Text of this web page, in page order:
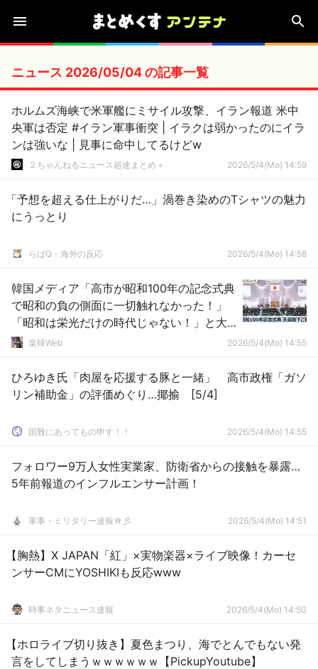
ニュース 2026/05/04 の記事一覧
ホルムズ海峡で米軍艦にミサイル攻撃、イラン報道 米中
央軍は否定 #イラン軍事衝突 | イラクは弱かったのにイラ
ンは強いな | 見事に命中してるけどw
２ちゃんねるニュース超速まとめ＋ 2026/5/4(Mo) 14:59
「予想を超える仕上がりだ…」渦巻き染めのTシャツの魅力
にうっとり
らばQ - 海外の反応 2026/5/4(Mo) 14:58
韓国メディア「高市が昭和100年の記念式典
で昭和の負の側面に一切触れなかった！」
「昭和は栄光だけの時代じゃない！」と大
騒ぎ……このクレームがなにを意味するのか
楽韓Web 2026/5/4(Mo) 14:55
ひろゆき氏「肉屋を応援する豚と一緒」 高市政権「ガソ
リン補助金」の評価めぐり…揶揄 [5/4]
国難にあってもの申す！！ 2026/5/4(Mo) 14:55
フォロワー9万人女性実業家、防衛省からの接触を暴露…
5年前報道のインフルエンサー計画！
軍事・ミリタリー速報☆彡 2026/5/4(Mo) 14:51
【胸熱】X JAPAN「紅」×実物楽器×ライブ映像！カーセ
ンサーCMにYOSHIKIも反応www
時事ネタニュース速報 2026/5/4(Mo) 14:50
【ホロライブ切り抜き】夏色まつり、海でとんでもない発
言をしてしまうｗｗｗｗｗｗ【PickupYoutube】